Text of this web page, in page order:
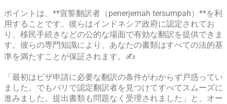
ポイントは、**宣誓翻訳者（penerjemah tersumpah）**を利
用することです。彼らはインドネシア政府に認定されてお
り、移民手続きなどの公的な場面で有効な翻訳を提供できま
す。彼らの専門知識により、あなたの書類はすべての法的基
準を満たすことが保証されます。✍️
「最初はビザ申請に必要な翻訳の条件がわからず戸惑ってい
ました。でもバリで認定翻訳者を見つけてすべてスムーズに
進みました。提出書類も問題なく受理されました」と、オー